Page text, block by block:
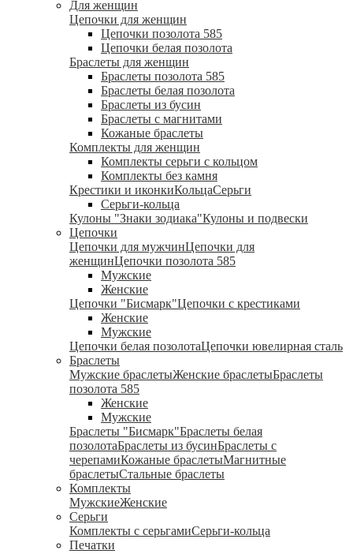
Для женщин
Цепочки для женщин
Цепочки позолота 585
Цепочки белая позолота
Браслеты для женщин
Браслеты позолота 585
Браслеты белая позолота
Браслеты из бусин
Браслеты с магнитами
Кожаные браслеты
Комплекты для женщин
Комплекты серьги с кольцом
Комплекты без камня
Крестики и иконкиКольцаСерьги
Серьги-кольца
Кулоны "Знаки зодиака"Кулоны и подвески
Цепочки
Цепочки для мужчинЦепочки для
женщинЦепочки позолота 585
Мужские
Женские
Цепочки "Бисмарк"Цепочки с крестиками
Женские
Мужские
Цепочки белая позолотаЦепочки ювелирная сталь
Браслеты
Мужские браслетыЖенские браслетыБраслеты
позолота 585
Женские
Мужские
Браслеты "Бисмарк"Браслеты белая
позолотаБраслеты из бусинБраслеты с
черепамиКожаные браслетыМагнитные
браслетыСтальные браслеты
Комплекты
МужскиеЖенские
Серьги
Комплекты с серьгамиСерьги-кольца
Печатки